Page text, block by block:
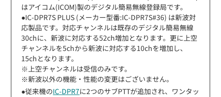
はアイコム(ICOM)製のデジタル簡易無線登録局です。
●IC-DPR7S PLUS (メーカー型番:IC-DPR7S#36) は新波対
応製品です。対応チャンネルは既存のデジタル簡易無線
30chに、新波に対応する52ch増加となります。更に上空
チャンネルを5chから新波に対応する10chを増加し、
15chとなります。
※上空チャンネルは受信のみです。
※新波以外の機能・性能の変更はございません。
●従来機のIC-DPR7に2つのサブPTTが追加され、ワンタッ